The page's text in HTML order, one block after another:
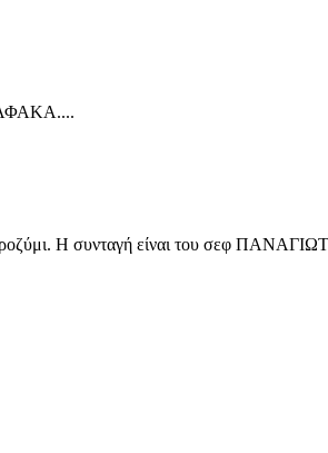
προζύμι. Η συνταγή είναι του σεφ